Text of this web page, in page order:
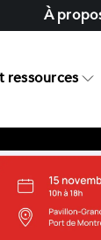
À
ressources